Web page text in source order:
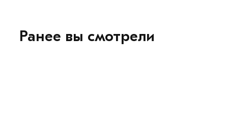
Ранее вы смотрели